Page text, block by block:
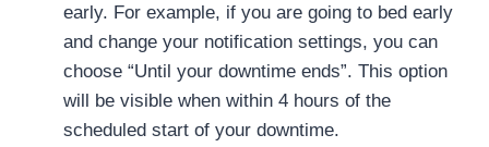
early. For example, if you are going to bed early
and change your notification settings, you can
choose “Until your downtime ends”. This option
will be visible when within 4 hours of the
scheduled start of your downtime.